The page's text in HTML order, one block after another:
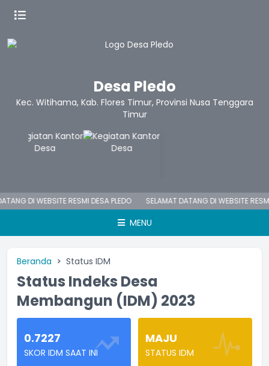
Desa Pledo
Kec. Witihama, Kab. Flores Timur, Provinsi Nusa Tenggara
Timur
DI WEBSITE RESMI DESA PLEDO SELAMAT DATANG DI WEBSITE
MENU
Beranda Status IDM
Status Indeks Desa
Membangun (IDM) 2023
0.7227
SKOR IDM SAAT INI
MAJU
STATUS IDM